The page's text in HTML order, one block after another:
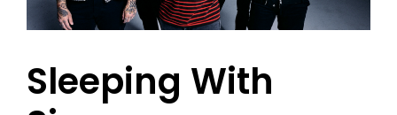
Sleeping With